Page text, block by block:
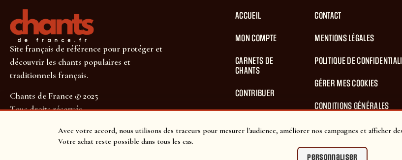
Avec votre accord, nous utilisons des traceurs pour mesurer l'audience, améliorer nos campagnes et afficher
Votre achat reste possible dans tous les cas.
Personnaliser
Site français de référence pour protéger et
découvrir les chants populaires et
traditionnels français.
Chants de France © 2025
Tous droits réservés
SUIVEZ-NOUS POUR NE RIEN MANQUER !
ACCUEIL
MON COMPTE
CARNETS DE
CHANTS
CONTRIBUER
CONTACT
MENTIONS LÉGALES
POLITIQUE DE
GÉRER MES COOKIES
CONDITIONS GÉNÉRALES
CONDITIONS GÉNÉRALES DE